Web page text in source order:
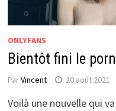
ONLYFANS
Bientôt fini le
ParVincent 20 août 2021
Voilà une nouvelle qui